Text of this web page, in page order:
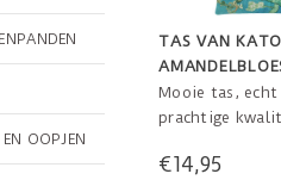
OOPJEN
TAS VAN
VAN GOGH
Mooie tas, echt
prachtige
de lange
€14,95